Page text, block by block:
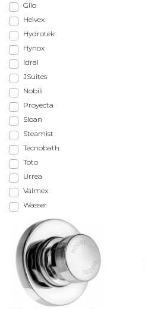
Gllo
Helvex
Hydrotek
Hynox
Idral
JSuites
Nobili
Proyecta
Sloan
Steamist
Tecnobath
Toto
Urrea
Valmex
Wasser